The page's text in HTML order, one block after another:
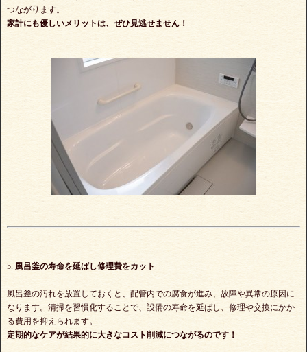
つながります。
家計にも優しいメリットは、ぜひ見逃せません！
5. 風呂釜の寿命を延ばし修理費をカット
風呂釜の汚れを放置しておくと、配管内での腐食が進み、故障や異常の原因に
なります。清掃を習慣化することで、設備の寿命を延ばし、修理や交換にかか
る費用を抑えられます。
定期的なケアが結果的に大きなコスト削減につながるのです！